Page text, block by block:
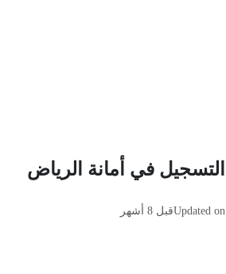
التسجيل في أمانة الرياض
Updated onقبل 8 أشهر